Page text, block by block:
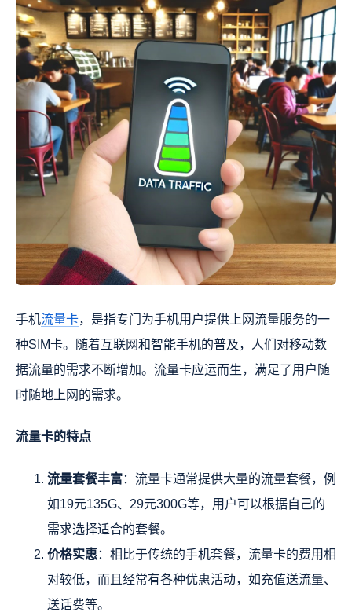
手机流量卡，是指专门为手机用户提供上网流量服务的一
种SIM卡。随着互联网和智能手机的普及，人们对移动数
据流量的需求不断增加。流量卡应运而生，满足了用户随
时随地上网的需求。
流量卡的特点
流量套餐丰富：流量卡通常提供大量的流量套餐，例
如19元135G、29元300G等，用户可以根据自己的
需求选择适合的套餐。
价格实惠：相比于传统的手机套餐，流量卡的费用相
对较低，而且经常有各种优惠活动，如充值送流量、
送话费等。